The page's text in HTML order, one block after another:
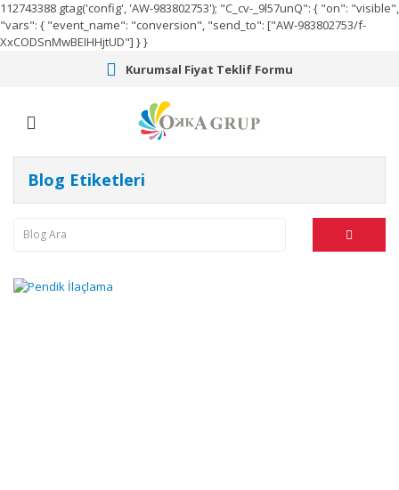
112743388 gtag('config', 'AW-983802753'); "C_cv-_9l57unQ": { "on": "visible",
"vars": { "event_name": "conversion", "send_to": ["AW-983802753/f-
XxCODSnMwBEIHHjtUD"] } }
Kurumsal Fiyat Teklif Formu
Blog Etiketleri